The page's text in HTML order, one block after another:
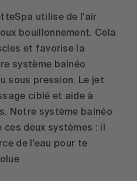
Consent
Platform
utilise de l'air
bouillonnement. Cela
et favorise la
système balnéo
sous pression. Le jet
ciblé et aide à
Notre système balnéo
deux systèmes : il
de l'eau pour te